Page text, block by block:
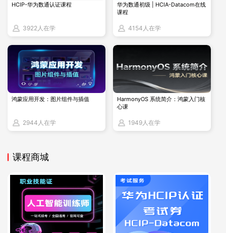
配置文件内容（修改后）：
2.1 安装依赖包
可先替换依赖源（可选）：wget -O /etc/yum.repos.
d/CentOS-Base.repo
https://mirrors.aliyun.com/rep
o/Centos-8.repo
安装依赖：
HCIP-华为数通认证课程
3922人在学
华为数通初级 | HCIA-Datacom在线
课程
4154人在学
鸿蒙应用开发：图片组件与插值
2944人在学
HarmonyOS 系统简介：鸿蒙入门核
心课
1949人在学
课程商城